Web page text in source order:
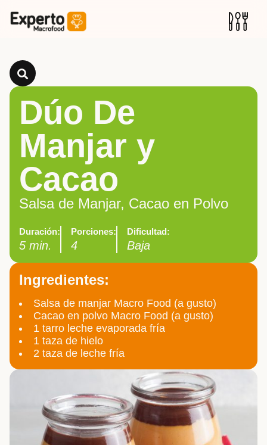
Dúo De
Manjar y
Cacao
Salsa de Manjar, Cacao en Polvo
Duración:
5 min.
Porciones:
4
Dificultad:
Baja
Ingredientes:
Salsa de manjar Macro Food (a gusto)
Cacao en polvo Macro Food (a gusto)
1 tarro leche evaporada fría
1 taza de hielo
2 taza de leche fría